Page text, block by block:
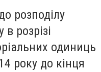
розподілу
розрізі
одиниць
року до кінця